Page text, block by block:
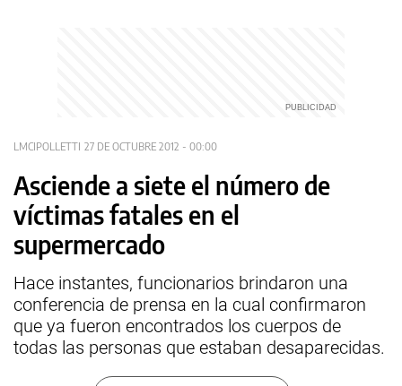
LMCIPOLLETTI 27 DE OCTUBRE 2012 - 00:00
Asciende a siete el número de
víctimas fatales en el
supermercado
Hace instantes, funcionarios brindaron una
conferencia de prensa en la cual confirmaron
que ya fueron encontrados los cuerpos de
todas las personas que estaban desaparecidas.